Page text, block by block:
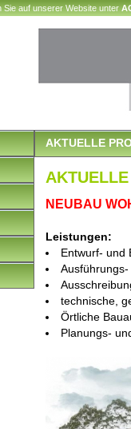
Sie auf unserer Website unter
AKTUELLE
NEUBAU
Leistungen:
Entwurf- und
technische,
Örtliche
Planungs-